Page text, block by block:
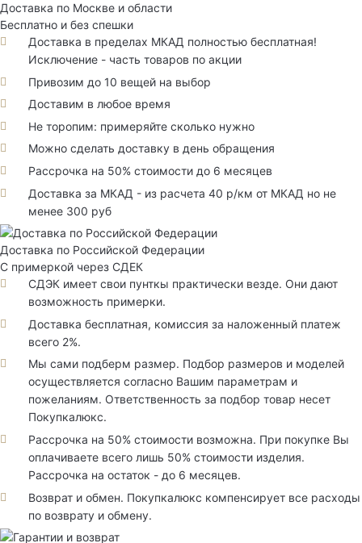
Доставка по Москве и области
Бесплатно и без спешки
Доставка в пределах МКАД полностью бесплатная!
Исключение - часть товаров по акции
Привозим до 10 вещей на выбор
Доставим в любое время
Не торопим: примеряйте сколько нужно
Можно сделать доставку в день обращения
Рассрочка на 50% стоимости до 6 месяцев
Доставка за МКАД - из расчета 40 р/км от МКАД но не
менее 300 руб
Доставка по Российской Федерации
С примеркой через СДЕК
СДЭК имеет свои пунткы практически везде. Они дают
возможность примерки.
Доставка бесплатная, комиссия за наложенный платеж
всего 2%.
Мы сами подберм размер. Подбор размеров и моделей
осуществляется согласно Вашим параметрам и
пожеланиям. Ответственность за подбор товар несет
Покупкалюкс.
Рассрочка на 50% стоимости возможна. При покупке Вы
оплачиваете всего лишь 50% стоимости изделия.
Рассрочка на остаток - до 6 месяцев.
Возврат и обмен. Покупкалюкс компенсирует все расходы
по возврату и обмену.